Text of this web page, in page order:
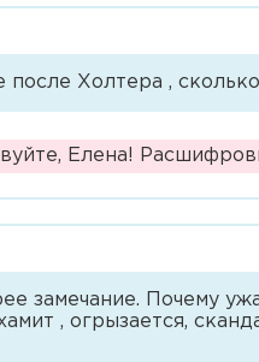
после Холтера ,
Елена!
замечание. Почему
, огрызается,